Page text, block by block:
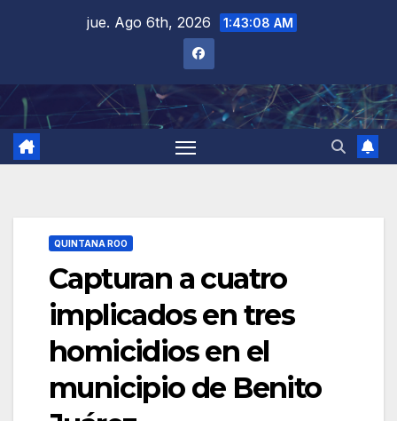
jue. Ago 6th, 2026 1:43:09 AM
QUINTANA ROO
Capturan a cuatro
implicados en tres
homicidios en el
municipio de Benito